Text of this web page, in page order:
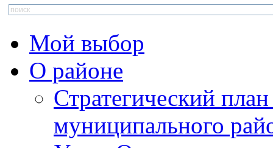
Мой выбор
О районе
Стратегический
муниципального